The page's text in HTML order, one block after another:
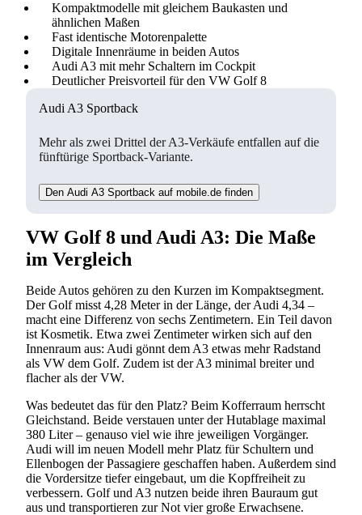
Kompaktmodelle mit gleichem Baukasten und
ähnlichen Maßen
Fast identische Motorenpalette
Digitale Innenräume in beiden Autos
Audi A3 mit mehr Schaltern im Cockpit
Deutlicher Preisvorteil für den VW Golf 8
Audi A3 Sportback
Mehr als zwei Drittel der A3-Verkäufe entfallen auf die
fünftürige Sportback-Variante.
Den Audi A3 Sportback auf mobile.de finden
VW Golf 8 und Audi A3: Die Maße
im Vergleich
Beide Autos gehören zu den Kurzen im Kompaktsegment.
Der Golf misst 4,28 Meter in der Länge, der Audi 4,34 –
macht eine Differenz von sechs Zentimetern. Ein Teil davon
ist Kosmetik. Etwa zwei Zentimeter wirken sich auf den
Innenraum aus: Audi gönnt dem A3 etwas mehr Radstand
als VW dem Golf. Zudem ist der A3 minimal breiter und
flacher als der VW.
Was bedeutet das für den Platz? Beim Kofferraum herrscht
Gleichstand. Beide verstauen unter der Hutablage maximal
380 Liter – genauso viel wie ihre jeweiligen Vorgänger.
Audi will im neuen Modell mehr Platz für Schultern und
Ellenbogen der Passagiere geschaffen haben. Außerdem sind
die Vordersitze tiefer eingebaut, um die Kopffreiheit zu
verbessern. Golf und A3 nutzen beide ihren Bauraum gut
aus und transportieren zur Not vier große Erwachsene.